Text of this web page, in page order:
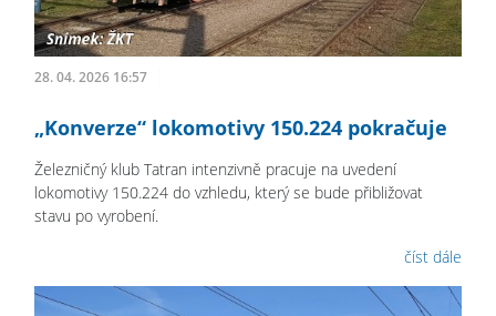
28. 04. 2026 16:57
„Konverze“ lokomotivy 150.224 pokračuje
Železničný klub Tatran intenzivně pracuje na uvedení
lokomotivy 150.224 do vzhledu, který se bude přibližovat
stavu po vyrobení.
číst dále